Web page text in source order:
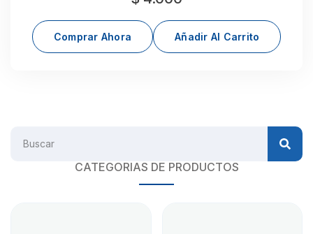
Comprar Ahora Añadir Al Carrito
CATEGORIAS DE PRODUCTOS